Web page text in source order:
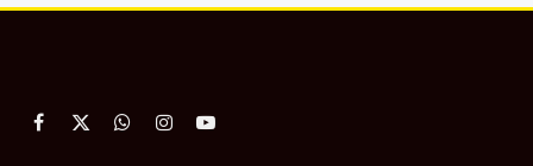
Facebook
X
WhatsApp
InstagramYouTube